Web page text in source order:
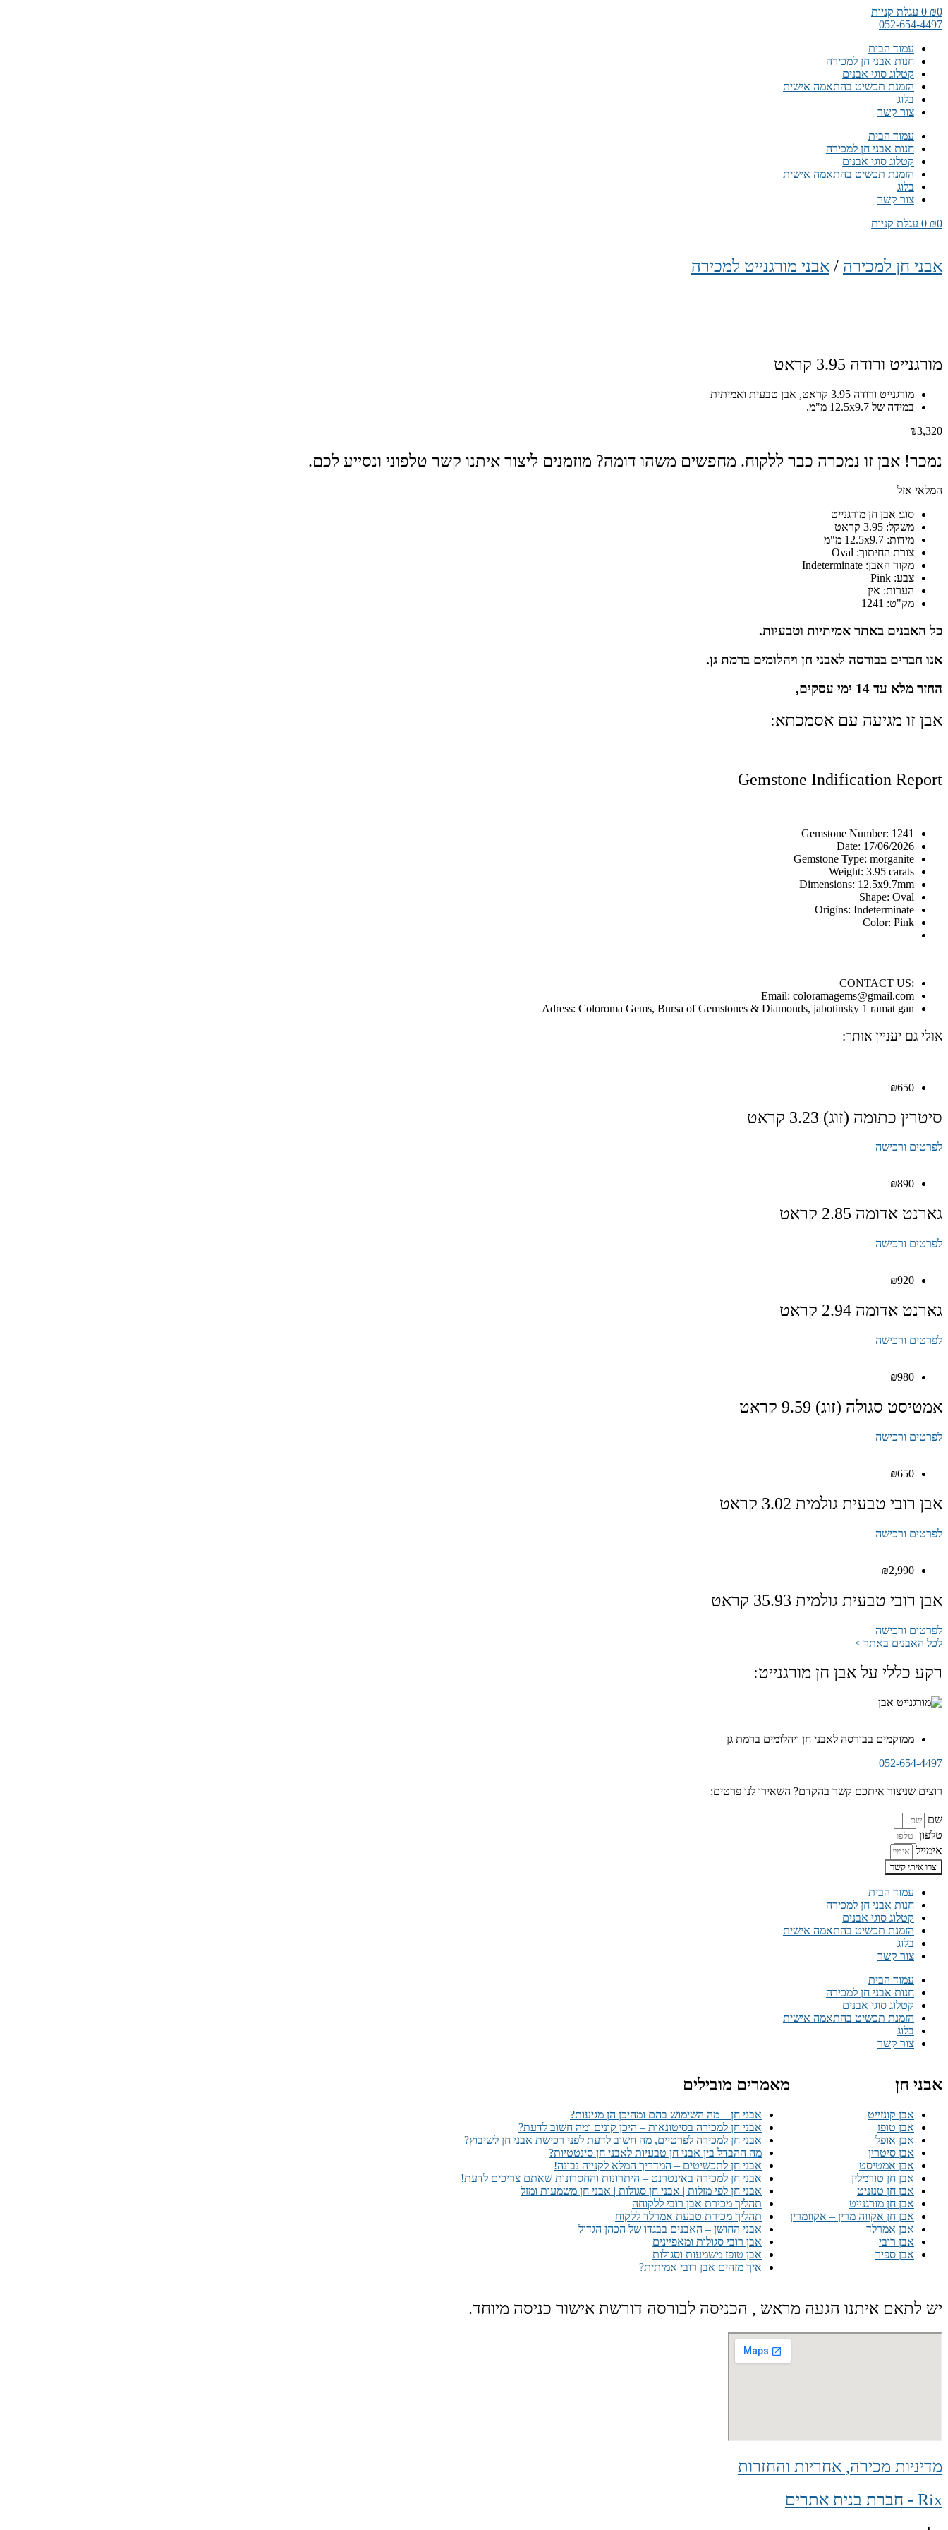
דלג
לתוכן
₪0
0 עגלת קניות
052-654-4497
עמוד הבית
חנות אבני חן למכירה
קטלוג סוגי אבנים
הזמנת תכשיט בהתאמה אישית
בלוג
צור קשר
עמוד הבית
חנות אבני חן למכירה
קטלוג סוגי אבנים
הזמנת תכשיט בהתאמה אישית
בלוג
צור קשר
₪0
0 עגלת קניות
אבני חן למכירה / אבני מורגנייט למכירה
מורגנייט ורודה 3.95 קראט
מורגנייט ורודה 3.95 קראט, אבן טבעית ואמיתית
במידה של 12.5x9.7 מ"מ.
₪3,320
נמכר! אבן זו נמכרה כבר ללקוח. מחפשים משהו דומה? מוזמנים ליצור איתנו קשר טלפוני ונסייע לכם.
המלאי אזל
סוג: אבן חן מורגנייט
משקל: 3.95 קראט
מידות: 12.5x9.7 מ"מ
צורת החיתוך: Oval
מקור האבן: Indeterminate
צבע: Pink
הערות: אין
מק"ט: 1241
כל האבנים באתר אמיתיות וטבעיות.
אנו חברים בבורסה לאבני חן ויהלומים ברמת גן.
החזר מלא עד 14 ימי עסקים,
אבן זו מגיעה עם אסמכתא:
Gemstone Indification Report
Gemstone Number: 1241
Date: 17/06/2026
Gemstone Type: morganite
Weight: 3.95 carats
Dimensions: 12.5x9.7mm
Shape: Oval
Origins: Indeterminate
Color: Pink
:CONTACT US
Email: coloramagems@gmail.com
Adress: Coloroma Gems, Bursa of Gemstones & Diamonds, jabotinsky 1 ramat gan
אולי גם יעניין אותך:
₪650
סיטרין כתומה (זוג) 3.23 קראט
לפרטים ורכישה
₪890
גארנט אדומה 2.85 קראט
לפרטים ורכישה
₪920
גארנט אדומה 2.94 קראט
לפרטים ורכישה
₪980
אמטיסט סגולה (זוג) 9.59 קראט
לפרטים ורכישה
₪650
אבן רובי טבעית גולמית 3.02 קראט
לפרטים ורכישה
₪2,990
אבן רובי טבעית גולמית 35.93 קראט
לפרטים ורכישה
לכל האבנים באתר >
רקע כללי על אבן חן מורגנייט:
ממוקמים בבורסה לאבני חן ויהלומים ברמת גן
052-654-4497
רוצים שניצור איתכם קשר בהקדם? השאירו לנו פרטים:
שם
טלפון
אימייל
צרו איתי קשר
עמוד הבית
חנות אבני חן למכירה
קטלוג סוגי אבנים
הזמנת תכשיט בהתאמה אישית
בלוג
צור קשר
עמוד הבית
חנות אבני חן למכירה
קטלוג סוגי אבנים
הזמנת תכשיט בהתאמה אישית
בלוג
צור קשר
אבני חן
אבן קונזייט
אבן טופז
אבן אופל
אבן סיטרין
אבן אמטיסט
אבן חן טורמלין
אבן חן טנזניט
אבן חן מורגנייט
אבן חן אקווה מרין – אקוומרין
אבן אמרלד
אבן רובי
אבן ספיר
מאמרים מובילים
אבני חן – מה השימוש בהם ומהיכן הן מגיעות?
אבני חן למכירה בסיטונאות – היכן קונים ומה חשוב לדעת?
אבני חן למכירה לפרטיים, מה חשוב לדעת לפני רכישת אבני חן לשיבוץ?
מה ההבדל בין אבני חן טבעיות לאבני חן סינטטיות?
אבני חן לתכשיטים – המדריך המלא לקנייה נבונה!
אבני חן למכירה באינטרנט – היתרונות והחסרונות שאתם צריכים לדעת!
אבני חן לפי מזלות | אבני חן סגולות | אבני חן משמעות ומזל
תהליך מכירת אבן רובי ללקוחה
תהליך מכירת טבעת אמרלד ללקוח
אבני החושן – האבנים בבגדו של הכהן הגדול
אבן רובי סגולות ומאפיינים
אבן טופז משמעות וסגולות
איך מזהים אבן רובי אמיתית?
יש לתאם איתנו הגעה מראש , הכניסה לבורסה דורשת אישור כניסה מיוחד.
מדיניות מכירה, אחריות והחזרות
Rix - חברת בנית אתרים